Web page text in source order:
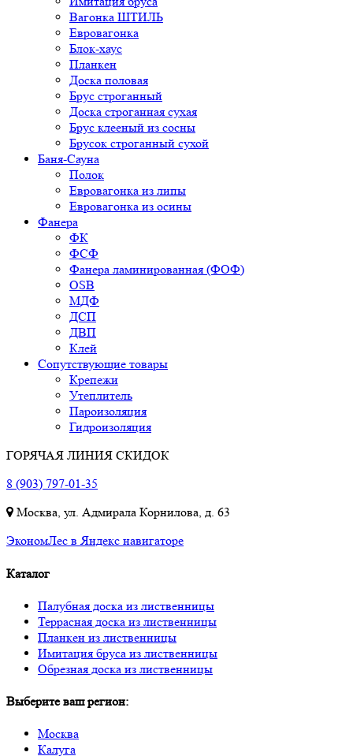
Вагонка ШТИЛЬ
Евровагонка
Блок-хаус
Планкен
Доска половая
Брус строганный
Доска строганная сухая
Брус клееный из сосны
Брусок строганный сухой
Баня-Сауна
Полок
Евровагонка из липы
Евровагонка из осины
Фанера
ФК
ФСФ
Фанера ламинированная (ФОФ)
OSB
МДФ
ДСП
ДВП
Клей
Сопутствующие товары
Крепежи
Утеплитель
Пароизоляция
Гидроизоляция
ГОРЯЧАЯ ЛИНИЯ СКИДОК
8 (903) 797-01-35
Москва, ул. Адмирала Корнилова, д. 63
ЭкономЛес в Яндекс навигаторе
Каталог
Палубная доска из лиственницы
Террасная доска из лиственницы
Планкен из лиственницы
Имитация бруса из лиственницы
Обрезная доска из лиственницы
Выберите ваш регион:
Москва
Калуга